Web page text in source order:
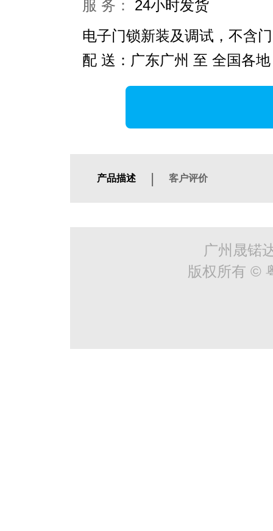
服 务：
24小时发货
电子门锁新装及调试，不含
配 送：广东广州 至 全国各地
产品描述 | 客户评价
广州晟锘
版权所有 ©